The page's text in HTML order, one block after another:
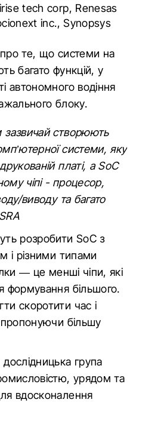
tech corp, Renesas
inc., Synopsys
те, що системи на
багато функцій, у
автономного водіння
блоку.
створюють
системи, яку
платі, а SoC
чіпі - процесор,
виводу та багато
розробити SoC з
і різними типами
— це менші чіпи, які
формування більшого.
скоротити час і
більшу
група
урядом та
вдосконалення